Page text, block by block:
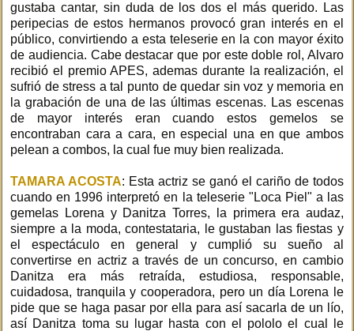
gustaba cantar, sin duda de los dos el más querido. Las
peripecias de estos hermanos provocó gran interés en el
público, convirtiendo a esta teleserie en la con mayor éxito
de audiencia. Cabe destacar que por este doble rol, Alvaro
recibió el premio APES, ademas durante la realización, el
sufrió de stress a tal punto de quedar sin voz y memoria en
la grabación de una de las últimas escenas. Las escenas
de mayor interés eran cuando estos gemelos se
encontraban cara a cara, en especial una en que ambos
pelean a combos, la cual fue muy bien realizada.
TAMARA ACOSTA: Esta actriz se ganó el cariño de todos
cuando en 1996 interpretó en la teleserie "Loca Piel" a las
gemelas Lorena y Danitza Torres, la primera era audaz,
siempre a la moda, contestataria, le gustaban las fiestas y
el espectáculo en general y cumplió su sueño al
convertirse en actriz a través de un concurso, en cambio
Danitza era más retraída, estudiosa, responsable,
cuidadosa, tranquila y cooperadora, pero un día Lorena le
pide que se haga pasar por ella para así sacarla de un lío,
así Danitza toma su lugar hasta con el pololo el cual le